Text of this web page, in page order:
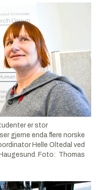
er stor
gjerne enda flere norske
Helle Oltedal ved
Foto: Thomas